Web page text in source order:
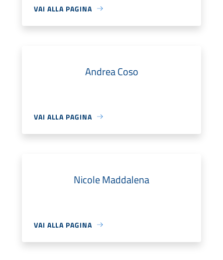
VAI ALLA PAGINA
Andrea Coso
VAI ALLA PAGINA
Nicole Maddalena
VAI ALLA PAGINA